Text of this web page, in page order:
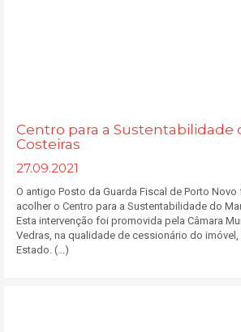
Centro para a Sustentabilidade
Costeiras
27.09.2021
O antigo Posto da Guarda Fiscal de Porto
acolher o Centro para a Sustentabilidade do
Esta intervenção foi promovida pela Câmara
Vedras, na qualidade de cessionário do
Estado. (...)